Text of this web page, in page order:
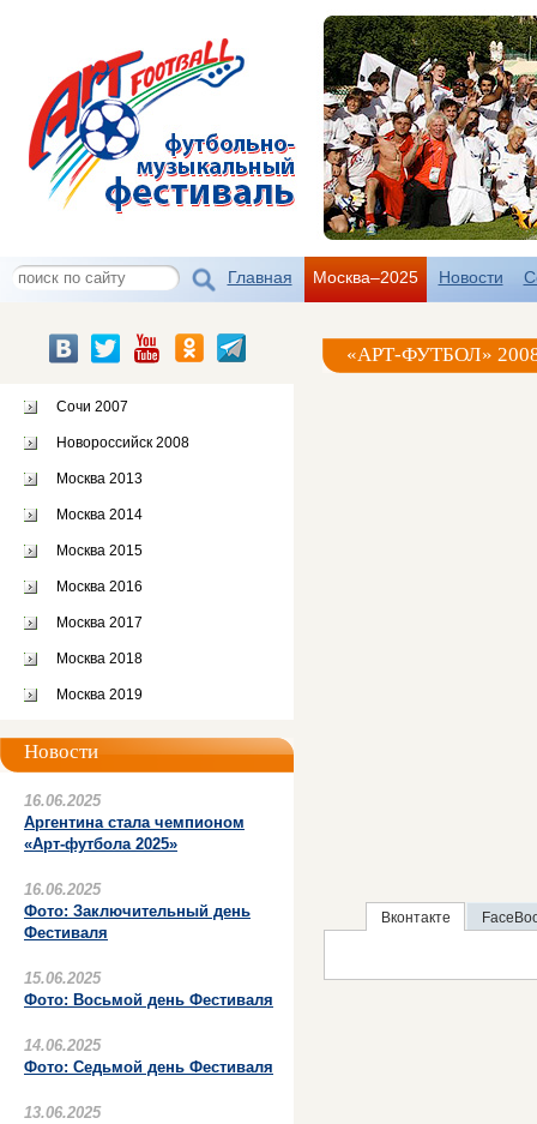
Главная Москва–2025 Новости
Сочи 2007
Новороссийск 2008
Москва 2013
Москва 2014
Москва 2015
Москва 2016
Москва 2017
Москва 2018
Москва 2019
Новости
16.06.2025
Аргентина стала чемпионом
«Арт-футбола 2025»
16.06.2025
Фото: Заключительный день
Фестиваля
15.06.2025
Фото: Восьмой день Фестиваля
14.06.2025
Фото: Седьмой день Фестиваля
13.06.2025
«АРТ-ФУТБОЛ»
Вконтакте